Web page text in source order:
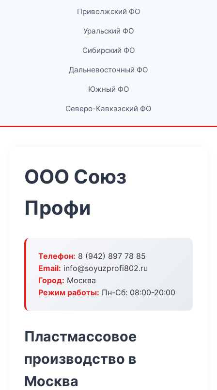
Приволжский ФО
Уральский ФО
Сибирский ФО
Дальневосточный ФО
Южный ФО
Северо-Кавказский ФО
ООО Союз
Профи
Телефон: 8 (942) 897 78 85
Email: info@soyuzprofi802.ru
Город: Москва
Режим работы: Пн-Сб: 08:00-20:00
Пластмассовое
производство в
Москва